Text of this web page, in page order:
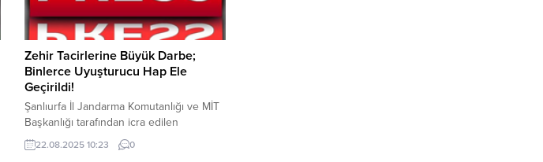
Zehir Tacirlerine Büyük Darbe;
Binlerce Uyuşturucu Hap Ele
Geçirildi!
Şanlıurfa İl Jandarma Komutanlığı ve MİT
Başkanlığı tarafından icra edilen
“Uyuşturucu Ticaretine Yönelik” Planlı
İstihbari faaliyet neticesinde, zehir
22.08.2025 10:23 0